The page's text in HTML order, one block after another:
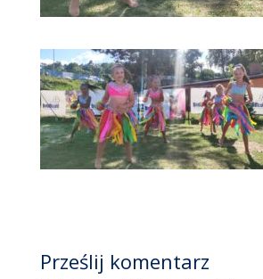
Prześlij komentarz